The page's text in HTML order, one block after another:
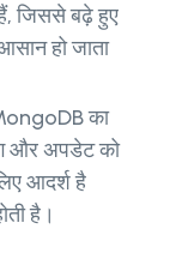
जिससे बढ़े हुए
हो जाता
का
और अपडेट को
आदर्श है
है।